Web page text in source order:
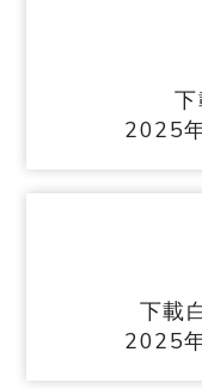
2025
下載
2025